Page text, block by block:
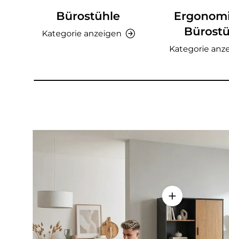
Bürostühle
Kategorie anzeigen
Kategorie
Einzelheiten